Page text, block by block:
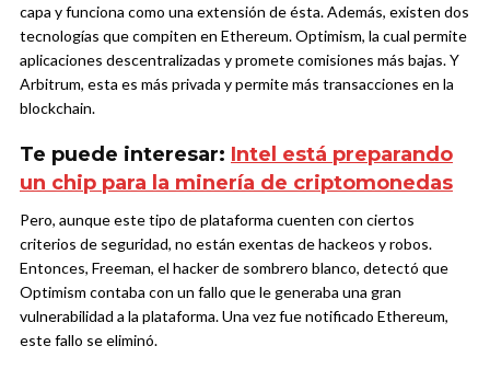
capa y funciona como una extensión de ésta. Además, existen dos
tecnologías que compiten en Ethereum. Optimism, la cual permite
aplicaciones descentralizadas y promete comisiones más bajas. Y
Arbitrum, esta es más privada y permite más transacciones en la
blockchain.
Te puede interesar: Intel está preparando
un chip para la minería de criptomonedas
Pero, aunque este tipo de plataforma cuenten con ciertos
criterios de seguridad, no están exentas de hackeos y robos.
Entonces, Freeman, el hacker de sombrero blanco, detectó que
Optimism contaba con un fallo que le generaba una gran
vulnerabilidad a la plataforma. Una vez fue notificado Ethereum,
este fallo se eliminó.